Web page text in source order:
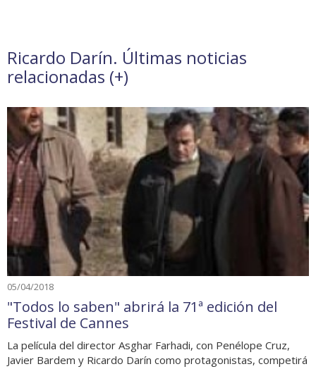
Ricardo Darín. Últimas noticias
relacionadas (+)
05/04/2018
"Todos lo saben" abrirá la 71ª edición del
Festival de Cannes
La película del director Asghar Farhadi, con Penélope Cruz,
Javier Bardem y Ricardo Darín como protagonistas, competirá